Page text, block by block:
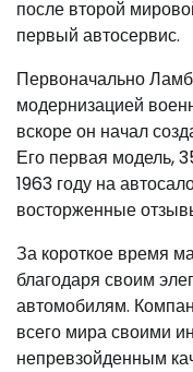
после второй
первый автосервис.
Первоначально
модернизацией
вскоре он начал
Его первая модель,
1963 году на
восторженные
За короткое время
благодаря своим
автомобилям.
всего мира своими
непревзойденным